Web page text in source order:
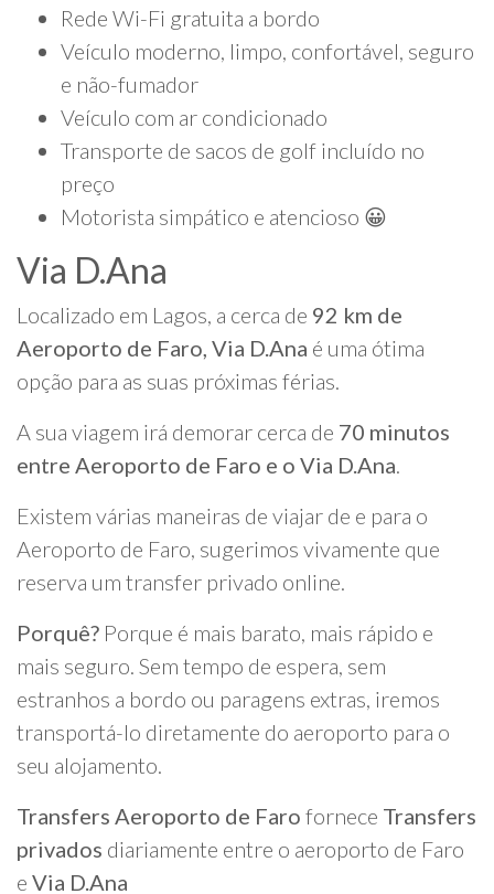
Rede Wi-Fi gratuita a bordo
Veículo moderno, limpo, confortável, seguro
e não-fumador
Veículo com ar condicionado
Transporte de sacos de golf incluído no
preço
Motorista simpático e atencioso 😀
Via D.Ana
Localizado em Lagos, a cerca de 92 km de
Aeroporto de Faro, Via D.Ana é uma ótima
opção para as suas próximas férias.
A sua viagem irá demorar cerca de 70 minutos
entre Aeroporto de Faro e o Via D.Ana.
Existem várias maneiras de viajar de e para o
Aeroporto de Faro, sugerimos vivamente que
reserva um transfer privado online.
Porquê? Porque é mais barato, mais rápido e
mais seguro. Sem tempo de espera, sem
estranhos a bordo ou paragens extras, iremos
transportá-lo diretamente do aeroporto para o
seu alojamento.
Transfers Aeroporto de Faro fornece Transfers
privados diariamente entre o aeroporto de Faro
e Via D.Ana